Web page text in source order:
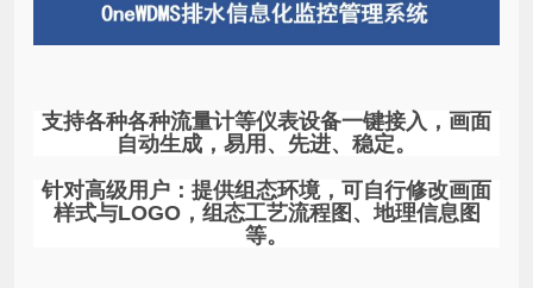
支持各种各种流量计等仪表设备一键接入，画面
自动生成，易用、先进、稳定。
针对高级用户： 提供组态环境，可自行修改画面
样式与LOGO，组态工艺流程图、地理信息图
等。